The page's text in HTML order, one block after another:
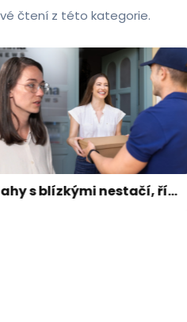
čtení z této kategorie.
Vztahy s blízkými nestačí, říká psycholožka. Úsměv cizího člověka funguje jinak